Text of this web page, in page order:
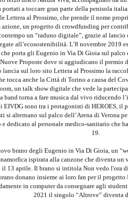
portati a toccare gran parte della penisola
Lettera al Prossimo, che prende il nome
azione, un progetto di crowdfunding per
un “raduno digitale”, grazie al
all’ecosostenibilità. L’8 novembre 2019
porta gli Eugenio in Via Di Gioia sul
Proposte dove si aggiudicano il
sul loro sito Lettera al Prossimo la
tocca anche la Cittá di Torino a causa del
un talk show digitale che vede la
band torna a fare musica dal vivo riducendo
EIVDG sono tra i protagonisti di HEROES, il
si alternano sul palco dell’Arena di Verona
dedicato al personale medico-sanitario che
19.
brano degli Eugenio in Via Di Gioia, un
ispirata alla canzone che diventa
13 aprile. Il brano si intitola Non vedo l'ora
donano insieme ai loro fan per il
in computer da consegnare agli
2021 il singolo “Altrove” diventa